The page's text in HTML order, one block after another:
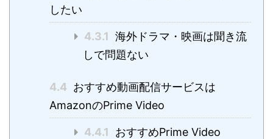
したい
4.3.1 海外ドラマ・映画は聞き流
しで問題ない
4.4 おすすめ動画配信サービスは
AmazonのPrime Video
4.4.1 おすすめPrime Video